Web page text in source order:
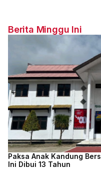
Berita Minggu Ini
Paksa Anak Kandung
Ini Dibui 13 Tahun